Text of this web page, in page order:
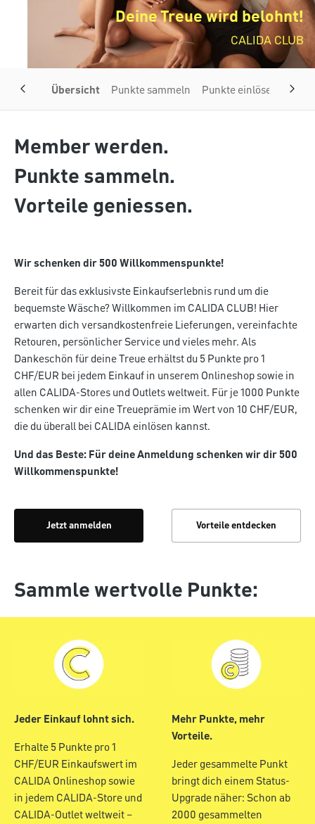
Deine Treue wird belohnt!
CALIDA CLUB
Übersicht Punkte sammeln Punkte einlösen
Member werden.
Punkte sammeln.
Vorteile geniessen.
Wir schenken dir 500 Willkommenspunkte!
Bereit für das exklusivste Einkaufserlebnis rund um die
bequemste Wäsche? Willkommen im CALIDA CLUB! Hier
erwarten dich versandkostenfreie Lieferungen, vereinfachte
Retouren, persönlicher Service und vieles mehr. Als
Dankeschön für deine Treue erhältst du 5 Punkte pro 1
CHF/EUR bei jedem Einkauf in unserem Onlineshop sowie in
allen CALIDA-Stores und Outlets weltweit. Für je 1000 Punkte
schenken wir dir eine Treueprämie im Wert von 10 CHF/EUR,
die du überall bei CALIDA einlösen kannst.
Und das Beste: Für deine Anmeldung schenken wir dir 500
Willkommenspunkte!
Jetzt anmelden Vorteile entdecken
Sammle wertvolle Punkte:
Jeder Einkauf lohnt sich.
Erhalte 5 Punkte pro 1
CHF/EUR Einkaufswert im
CALIDA Onlineshop sowie
in jedem CALIDA-Store und
CALIDA-Outlet weltweit –
Mehr Punkte, mehr
Vorteile.
Jeder gesammelte Punkt
bringt dich einem Status-
Upgrade näher: Schon ab
2000 gesammelten